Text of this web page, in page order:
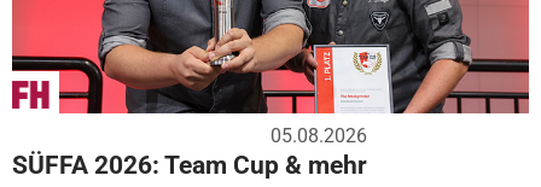
05.08.2026
SÜFFA 2026: Team Cup & mehr